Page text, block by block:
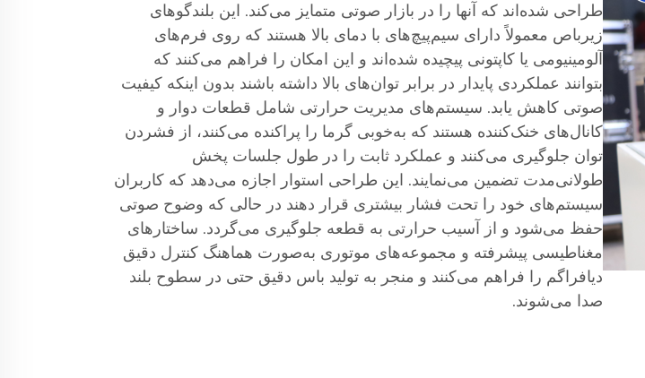
طراحی شده‌اند که آنها را در بازار صوتی متمایز می‌کند. این بلندگوهای
زیرباص معمولاً دارای سیم‌پیچ‌های با دمای بالا هستند که روی فرم‌های
آلومینیومی یا کاپتونی پیچیده شده‌اند و این امکان را فراهم می‌کنند که
بتوانند عملکردی پایدار در برابر توان‌های بالا داشته باشند بدون اینکه کیفیت
صوتی کاهش یابد. سیستم‌های مدیریت حرارتی شامل قطعات دوار و
کانال‌های خنک‌کننده هستند که به‌خوبی گرما را پراکنده می‌کنند، از فشردن
توان جلوگیری می‌کنند و عملکرد ثابت را در طول جلسات پخش
طولانی‌مدت تضمین می‌نمایند. این طراحی استوار اجازه می‌دهد که کاربران
سیستم‌های خود را تحت فشار بیشتری قرار دهند در حالی که وضوح صوتی
حفظ می‌شود و از آسیب حرارتی به قطعه جلوگیری می‌گردد. ساختارهای
مغناطیسی پیشرفته و مجموعه‌های موتوری به‌صورت هماهنگ کنترل دقیق
دیافراگم را فراهم می‌کنند و منجر به تولید باس دقیق حتی در سطوح بلند
صدا می‌شوند.